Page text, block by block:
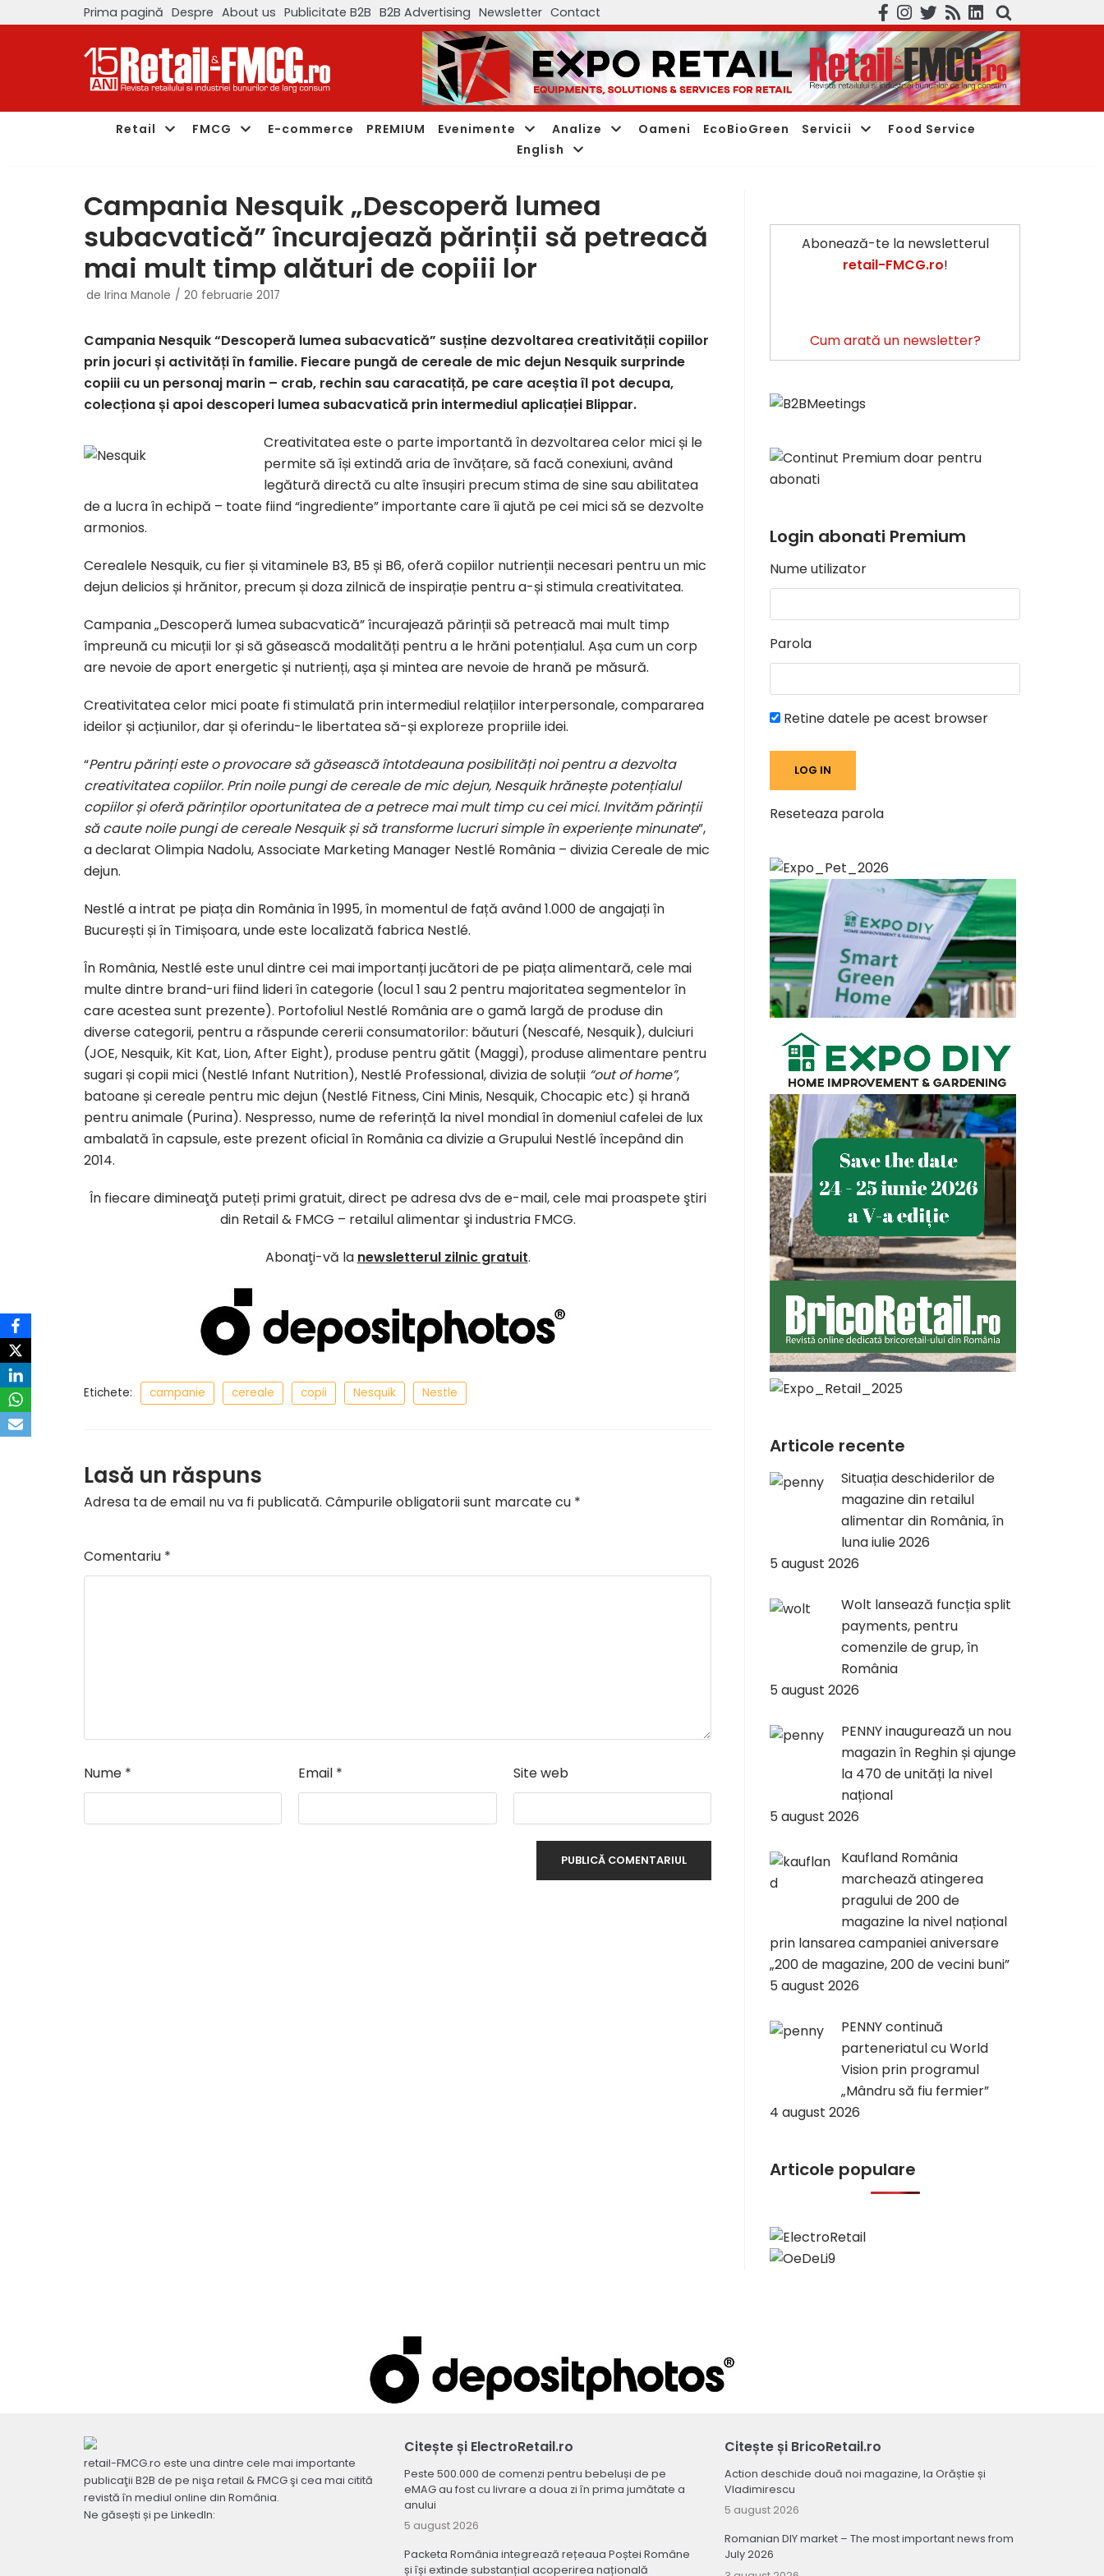
Prima pagină Despre About us Publicitate B2B B2B Advertising Newsletter Contact
Retail FMCG E-commerce PREMIUM Evenimente Analize Oameni EcoBioGreen Servicii
Food Service
English
Campania Nesquik „Descoperă lumea
subacvatică” încurajează părinții să petreacă
mai mult timp alături de copiii lor
de Irina Manole 20 februarie 2017
Campania Nesquik “Descoperă lumea subacvatică” susține dezvoltarea creativității copiilor
prin jocuri și activități în familie. Fiecare pungă de cereale de mic dejun Nesquik surprinde
copiii cu un personaj marin – crab, rechin sau caracatiță, pe care aceștia îl pot decupa,
colecționa și apoi descoperi lumea subacvatică prin intermediul aplicației Blippar.
Creativitatea este o parte importantă în dezvoltarea celor mici și le
permite să își extindă aria de învățare, să facă conexiuni, având
legătură directă cu alte însușiri precum stima de sine sau abilitatea
de a lucra în echipă – toate fiind “ingrediente” importante care îi ajută pe cei mici să se dezvolte
armonios.
Cerealele Nesquik, cu fier și vitaminele B3, B5 și B6, oferă copiilor nutrienții necesari pentru un mic
dejun delicios și hrănitor, precum și doza zilnică de inspirație pentru a-și stimula creativitatea.
Campania „Descoperă lumea subacvatică” încurajează părinții să petreacă mai mult timp
împreună cu micuții lor și să găsească modalități pentru a le hrăni potențialul. Așa cum un corp
are nevoie de aport energetic și nutrienți, așa și mintea are nevoie de hrană pe măsură.
Creativitatea celor mici poate fi stimulată prin intermediul relațiilor interpersonale, compararea
ideilor și acțiunilor, dar și oferindu-le libertatea să-și exploreze propriile idei.
“Pentru părinți este o provocare să găsească întotdeauna posibilități noi pentru a dezvolta
creativitatea copiilor. Prin noile pungi de cereale de mic dejun, Nesquik hrănește potențialul
copiilor și oferă părinților oportunitatea de a petrece mai mult timp cu cei mici. Invităm părinții
să caute noile pungi de cereale Nesquik și să transforme lucruri simple în experiențe minunate”,
a declarat Olimpia Nadolu, Associate Marketing Manager Nestlé România – divizia Cereale de mic
dejun.
Nestlé a intrat pe piața din România în 1995, în momentul de față având 1.000 de angajați în
București și în Timișoara, unde este localizată fabrica Nestlé.
În România, Nestlé este unul dintre cei mai importanți jucători de pe piața alimentară, cele mai
multe dintre brand-uri fiind lideri în categorie (locul 1 sau 2 pentru majoritatea segmentelor în
care acestea sunt prezente). Portofoliul Nestlé România are o gamă largă de produse din
diverse categorii, pentru a răspunde cererii consumatorilor: băuturi (Nescafé, Nesquik), dulciuri
(JOE, Nesquik, Kit Kat, Lion, After Eight), produse pentru gătit (Maggi), produse alimentare pentru
sugari și copii mici (Nestlé Infant Nutrition), Nestlé Professional, divizia de soluții “out of home”,
batoane și cereale pentru mic dejun (Nestlé Fitness, Cini Minis, Nesquik, Chocapic etc) și hrană
pentru animale (Purina). Nespresso, nume de referință la nivel mondial în domeniul cafelei de lux
ambalată în capsule, este prezent oficial în România ca divizie a Grupului Nestlé începând din
2014.
În fiecare dimineaţă puteți primi gratuit, direct pe adresa dvs de e-mail, cele mai proaspete ştiri
din Retail & FMCG – retailul alimentar şi industria FMCG.
Abonaţi-vă la newsletterul zilnic gratuit.
Etichete: campanie cereale copii Nesquik Nestle
Lasă un răspuns
Adresa ta de email nu va fi publicată. Câmpurile obligatorii sunt marcate cu *
Comentariu *
Nume * Email * Site web
Abonează-te la newsletterul
retail-FMCG.ro!
Cum arată un newsletter?
Login abonati Premium
Nume utilizator
Parola
Retine datele pe acest browser
Reseteaza parola
Articole recente
Situația deschiderilor de
magazine din retailul
alimentar din România, în
luna iulie 2026
5 august 2026
Wolt lansează funcția split
payments, pentru
comenzile de grup, în
România
5 august 2026
PENNY inaugurează un nou
magazin în Reghin și ajunge
la 470 de unități la nivel
național
5 august 2026
Kaufland România
marchează atingerea
pragului de 200 de
magazine la nivel național
prin lansarea campaniei aniversare
„200 de magazine, 200 de vecini buni”
5 august 2026
PENNY continuă
parteneriatul cu World
Vision prin programul
„Mândru să fiu fermier”
4 august 2026
Articole populare
retail-FMCG.ro este una dintre cele mai importante
publicaţii B2B de pe nişa retail & FMCG şi cea mai citită
revistă în mediul online din România.
Ne găsești și pe LinkedIn:
Citește și ElectroRetail.ro
Peste 500.000 de comenzi pentru bebeluși de pe
eMAG au fost cu livrare a doua zi în prima jumătate a
anului
5 august 2026
Packeta România integrează rețeaua Poștei Române
și își extinde substanțial acoperirea națională
Citește și BricoRetail.ro
Action deschide două noi magazine, la Orăștie și
Vladimirescu
5 august 2026
Romanian DIY market – The most important news from
July 2026